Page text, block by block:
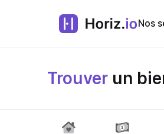
Nos
Trouver un